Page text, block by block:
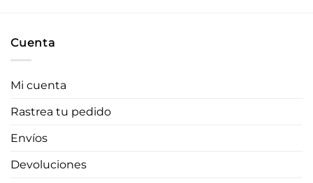
Cuenta
Mi cuenta
Rastrea tu pedido
Envíos
Devoluciones